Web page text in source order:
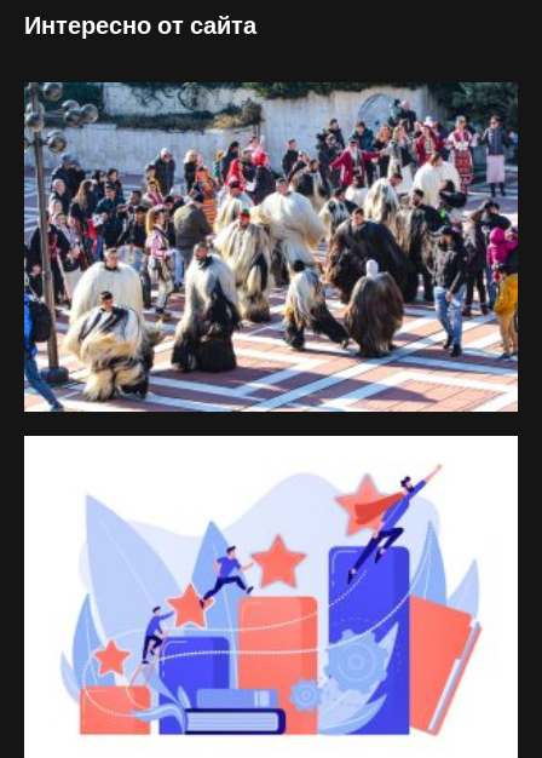
Интересно от сайта